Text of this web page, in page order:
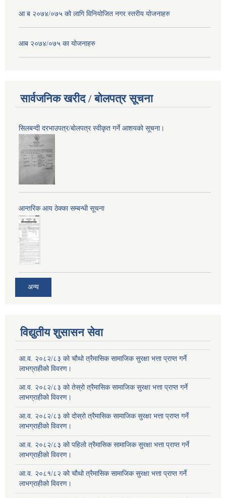
आ ब २०७४/०७५ को लागि विनियोजित नगर स्तरीय योजनाहरु
आब २०७४/०७५ का योजनाहरु
सार्वजनिक खरीद / बोलपत्र सूचना
सिलबन्दी दरभाउपत्र/बोलपत्र स्वीकृत गर्ने आशयको सूचना।
आन्तरिक आय ठेक्का सम्बन्धी सूचना
अन्य
विद्युतीय शुसासन सेवा
आ.व. २०८२/८३ को चौथो त्रैमासिक सामाजिक सुरक्षा भत्ता प्राप्त गर्ने
लाभग्राहीको विवरण।
आ.व. २०८२/८३ को तेस्रो त्रैमासिक सामाजिक सुरक्षा भत्ता प्राप्त गर्ने
लाभग्राहीको विवरण।
आ.व. २०८२/८३ को दोस्रो त्रैमासिक सामाजिक सुरक्षा भत्ता प्राप्त गर्ने
लाभग्राहीको विवरण।
आ.व. २०८२/८३ को पहिलो त्रैमासिक सामाजिक सुरक्षा भत्ता प्राप्त गर्ने
लाभग्राहीको विवरण।
आ.व. २०८१/८२ को चौथो त्रैमासिक सामाजिक सुरक्षा भत्ता प्राप्त गर्ने
लाभग्राहीको विवरण।